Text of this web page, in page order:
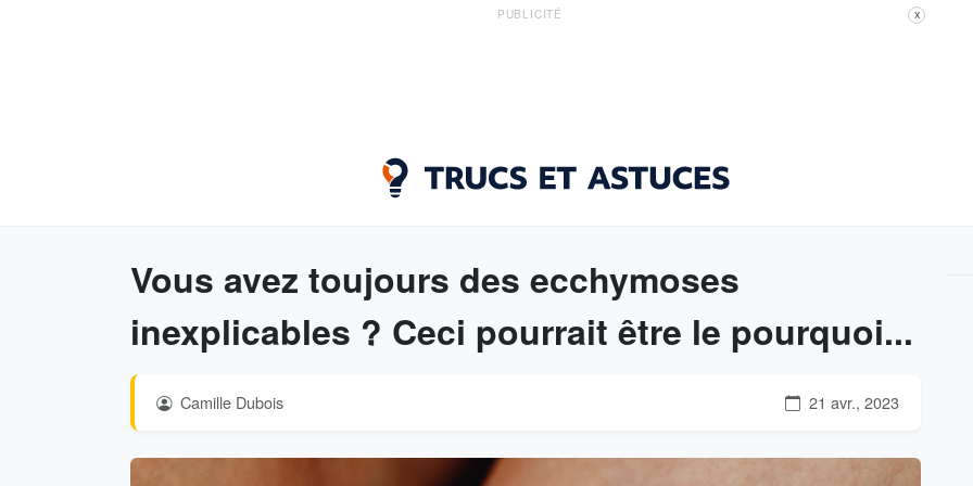
PUBLICITÉ X
Vous avez toujours des ecchymoses
inexplicables ? Ceci pourrait être le pourquoi...
Camille Dubois 21 avr., 2023